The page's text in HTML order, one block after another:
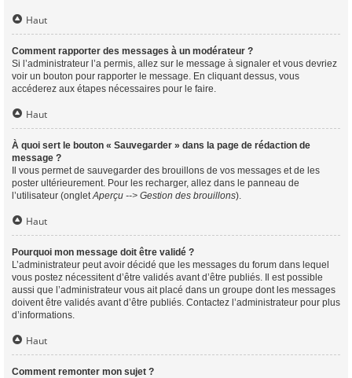
Haut
Comment rapporter des messages à un modérateur ?
Si l’administrateur l’a permis, allez sur le message à signaler et vous devriez
voir un bouton pour rapporter le message. En cliquant dessus, vous
accéderez aux étapes nécessaires pour le faire.
Haut
À quoi sert le bouton « Sauvegarder » dans la page de rédaction de
message ?
Il vous permet de sauvegarder des brouillons de vos messages et de les
poster ultérieurement. Pour les recharger, allez dans le panneau de
l’utilisateur (ongletAperçu --> Gestion des brouillons).
Haut
Pourquoi mon message doit être validé ?
L’administrateur peut avoir décidé que les messages du forum dans lequel
vous postez nécessitent d’être validés avant d’être publiés. Il est possible
aussi que l’administrateur vous ait placé dans un groupe dont les messages
doivent être validés avant d’être publiés. Contactez l’administrateur pour plus
d’informations.
Haut
Comment remonter mon sujet ?